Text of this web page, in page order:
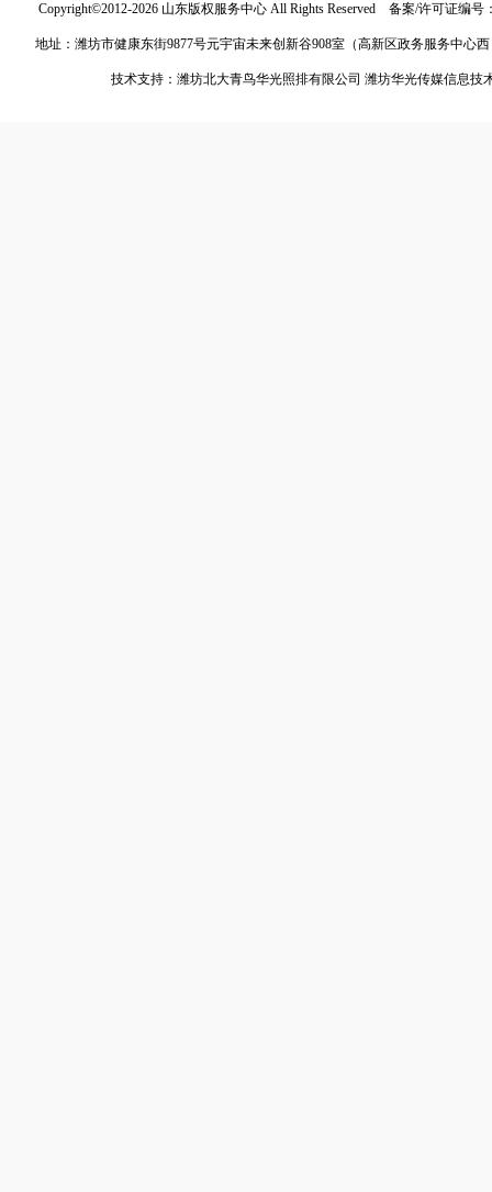
Copyright©2012-2026 山东版权服务中心 All Rights Reserved 备案/许可证编号
地址：潍坊市健康东街9877号元宇宙未来创新谷908室（高新区政务服务中心
技术支持：潍坊北大青鸟华光照排有限公司 潍坊华光传媒信息技